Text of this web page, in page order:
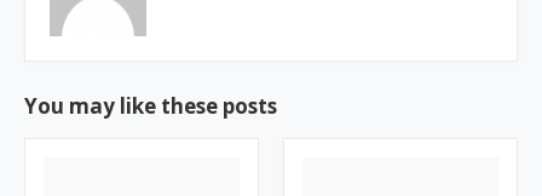
You may like these posts